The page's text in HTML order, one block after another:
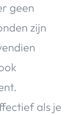
geen
zijn
als je